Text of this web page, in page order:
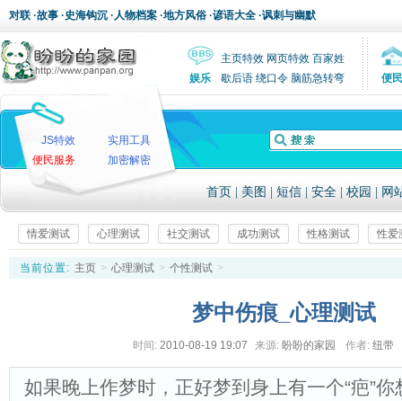
对联 ·故事 ·史海钩沉 ·人物档案 ·地方风俗 ·谚语大全 ·讽刺与幽默
主页特效 网页特效 百家姓
娱乐
歇后语 绕口令 脑筋急转弯 便民
JS特效
实用工具
便民服务
加密解密
首页 美图 短信 安全 校园 网
情爱测试 心理测试 社交测试 成功测试 性格测试 性爱
当前位置: 主页 > 心理测试 > 个性测试 >
梦中伤痕_心理测试
时间: 2010-08-19 19:07 来源: 盼盼的家园 作者: 纽带
如果晚上作梦时，正好梦到身上有一个“疤”